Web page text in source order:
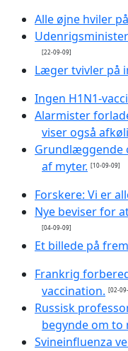
Alle øjne hviler
[22-09-09]
Læger tvivler på
Ingen H1N1-
Alarmister
viser også
Grundlæggende
af myter. [10-09-09]
Forskere: Vi er
Nye beviser for
[04-09-09]
Et billede på
Frankrig
vaccination. [02-
Russisk
begynde om to
Svineinfluenza